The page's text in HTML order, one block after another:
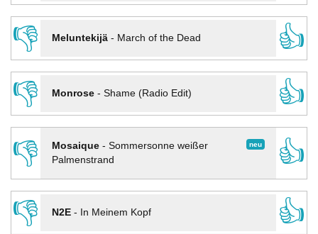
👎
Meluntekijä- March of the Dead
👍
👎
Monrose- Shame (Radio Edit)
👍
👎
neu
Mosaique- Sommersonne weißer
Palmenstrand
👍
👎
N2E- In Meinem Kopf
👍